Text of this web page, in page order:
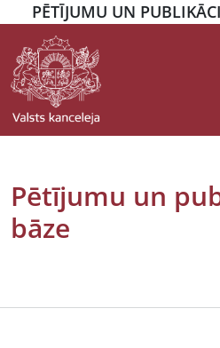
PĒTĪJUMU UN
Pētījumu un
bāze